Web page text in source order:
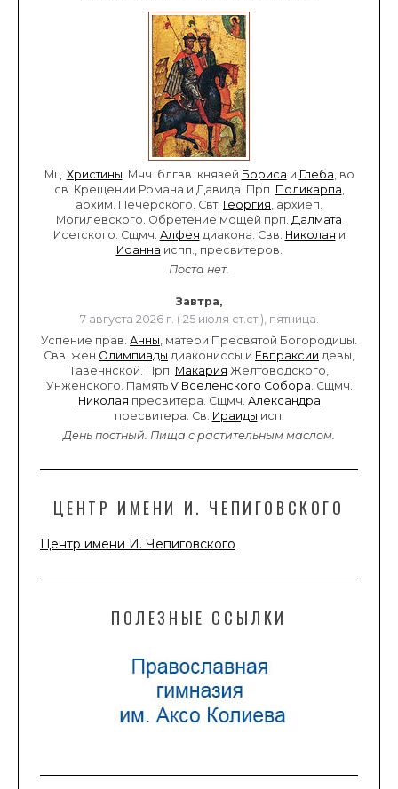
Мц. Христины. Мчч. блгвв. князей Бориса и Глеба, во
св. Крещении Романа и Давида. Прп. Поликарпа,
архим. Печерского. Свт. Георгия, архиеп.
Могилевского. Обретение мощей прп. Далмата
Исетского. Сщмч. Алфея диакона. Свв. Николая и
Иоанна испп., пресвитеров.
Поста нет.
Завтра,
7 августа 2026 г. ( 25 июля ст.ст.), пятница.
Успение прав. Анны, матери Пресвятой Богородицы.
Свв. жен Олимпиады диакониссы и Евпраксии девы,
Тавеннской. Прп. Макария Желтоводского,
Унженского. Память V Вселенского Собора. Сщмч.
Николая пресвитера. Сщмч. Александра
пресвитера. Св. Ираиды исп.
День постный. Пища с растительным маслом.
ЦЕНТР ИМЕНИ И. ЧЕПИГОВСКОГО
Центр имени И. Чепиговского
ПОЛЕЗНЫЕ ССЫЛКИ